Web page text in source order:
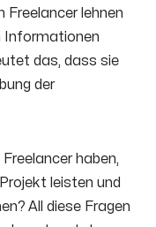
Freelancer lehnen
Informationen
das, dass sie
der
haben,
leisten und
All diese Fragen